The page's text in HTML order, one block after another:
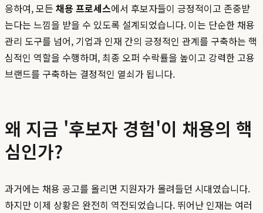
응하여, 모든 채용 프로세스에서 후보자들이 긍정적이고 존중받
는다는 느낌을 받을 수 있도록 설계되었습니다. 이는 단순한 채용
관리 도구를 넘어, 기업과 인재 간의 긍정적인 관계를 구축하는 핵
심적인 역할을 수행하며, 최종 오퍼 수락률을 높이고 강력한 고용
브랜드를 구축하는 결정적인 열쇠가 됩니다.
왜 지금 '후보자 경험'이 채용의 핵
심인가?
과거에는 채용 공고를 올리면 지원자가 몰려들던 시대였습니다.
하지만 이제 상황은 완전히 역전되었습니다. 뛰어난 인재는 여러